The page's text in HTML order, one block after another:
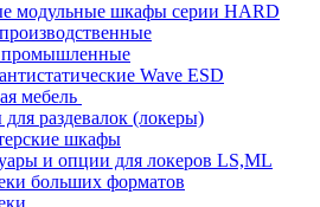
модульные шкафы серии HARD
промышленные
Wave ESD
мебель
раздевалок (локеры)
шкафы
и опции для локеров LS,ML
больших форматов